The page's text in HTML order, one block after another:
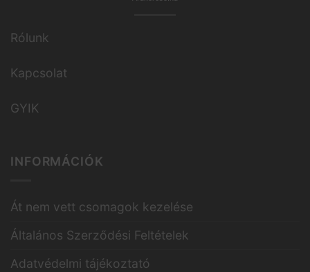
Rólunk
Kapcsolat
GYIK
INFORMÁCIÓK
Át nem vett csomagok kezelése
Általános Szerződési Feltételek
Adatvédelmi tájékoztató